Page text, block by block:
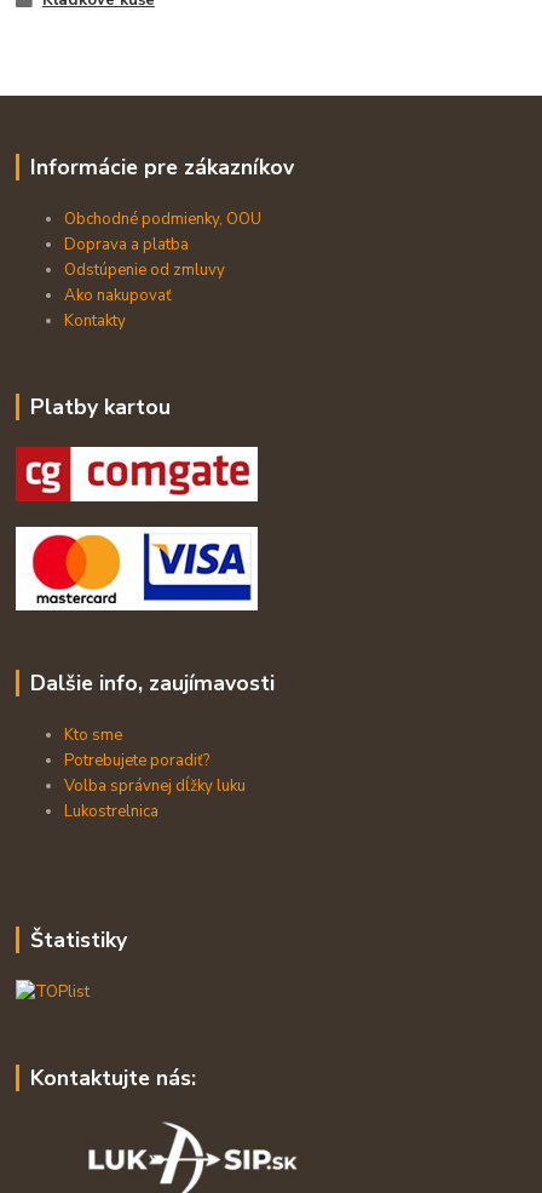
Informácie pre zákazníkov
Obchodné podmienky, OOU
Doprava a platba
Odstúpenie od zmluvy
Ako nakupovať
Kontakty
Platby kartou
Dalšie info, zaujímavosti
Kto sme
Potrebujete poradiť?
Volba správnej dĺžky luku
Lukostrelnica
Štatistiky
Kontaktujte nás: